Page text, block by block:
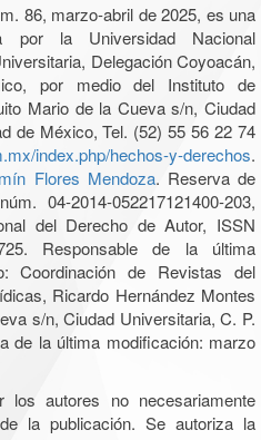
86, marzo-abril de 2025, es una
por la Universidad Nacional
Delegación Coyoacán,
por medio del Instituto de
Mario de la Cueva s/n, Ciudad
de México, Tel. (52) 55 56 22 74
index.php/hechos-y-derechos.
Flores Mendoza. Reserva de
04-2014-052217121400-203,
del Derecho de Autor, ISSN
Responsable de la última
Coordinación de Revistas del
Ricardo Hernández Montes
s/n, Ciudad Universitaria, C. P.
de la última modificación: marzo
los autores no necesariamente
la publicación. Se autoriza la